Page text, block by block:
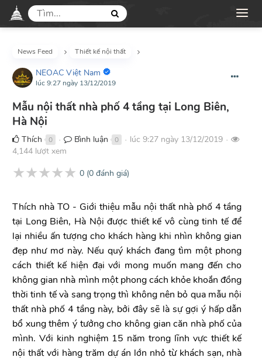
News Feed Thiết kế nội thất
NEOAC Việt Nam
lúc 9:27 ngày 13/12/2019
Mẫu nội thất nhà phố 4 tầng tại Long Biên,
Hà Nội
Thích 0 ● Bình luận 0 ● lúc 9:27 ngày 13/12/2019 ●
4,144 lượt xem
★★★★★ 0 (0 đánh giá)
Thích nhà TO - Giới thiệu mẫu nội thất nhà phố 4 tầng
tại Long Biên, Hà Nội được thiết kế vô cùng tinh tế để
lại nhiều ấn tượng cho khách hàng khi nhìn không gian
đẹp như mơ này. Nếu quý khách đang tìm một phong
cách thiết kế hiện đại với mong muốn mang đến cho
không gian nhà mình một phong cách khỏe khoắn đồng
thời tinh tế và sang trọng thì không nên bỏ qua mẫu nội
thất nhà phố 4 tầng này, bởi đây sẽ là sự gợi ý hấp dẫn
bổ xung thêm ý tưởng cho không gian căn nhà phố của
mình. Với kinh nghiệm 15 năm trong lĩnh vực thiết kế
nội thất với hàng trăm dự án lớn nhỏ từ khách sạn, nhà